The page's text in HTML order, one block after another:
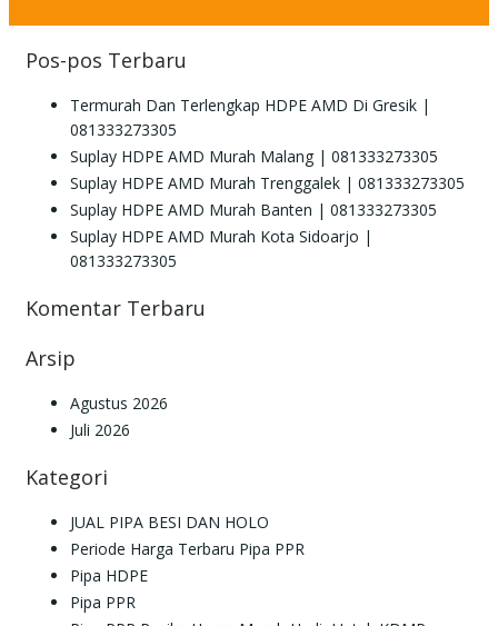
Pos-pos Terbaru
Termurah Dan Terlengkap HDPE AMD Di Gresik |
081333273305
Suplay HDPE AMD Murah Malang | 081333273305
Suplay HDPE AMD Murah Trenggalek | 081333273305
Suplay HDPE AMD Murah Banten | 081333273305
Suplay HDPE AMD Murah Kota Sidoarjo |
081333273305
Komentar Terbaru
Arsip
Agustus 2026
Juli 2026
Kategori
JUAL PIPA BESI DAN HOLO
Periode Harga Terbaru Pipa PPR
Pipa HDPE
Pipa PPR